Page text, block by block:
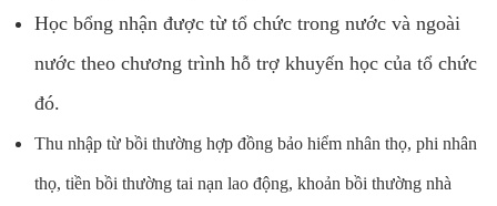
Học bổng nhận được từ tổ chức trong nước và ngoài
nước theo chương trình hỗ trợ khuyến học của tổ chức
đó.
Thu nhập từ bồi thường hợp đồng bảo hiểm nhân thọ, phi nhân
thọ, tiền bồi thường tai nạn lao động, khoản bồi thường nhà